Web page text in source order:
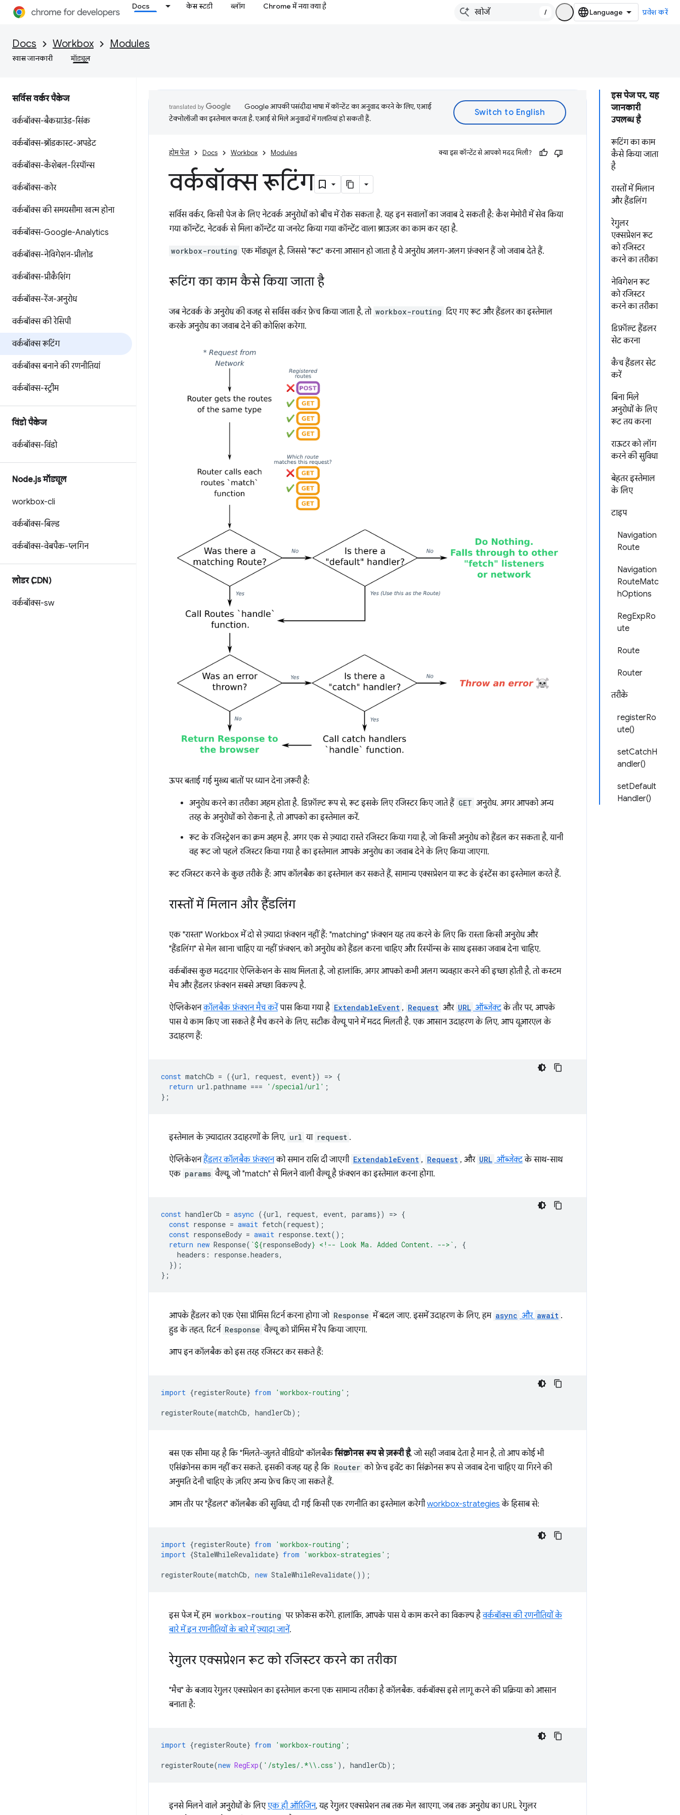
Docs केस स्टडी ब्लॉग Chrome में नया क्या है
/ प्रवेश करें
Docs Workbox Modules
खास जानकारी मॉड्यूल
सर्विस वर्कर पैकेज
वर्कबॉक्स-बैकग्राउंड-सिंक
वर्कबॉक्स-ब्रॉडकास्ट-अपडेट
वर्कबॉक्स-कैशेबल-रिस्पॉन्स
वर्कबॉक्स-कोर
वर्कबॉक्स की समयसीमा खत्म होना
वर्कबॉक्स-Google-Analytics
वर्कबॉक्स-नेविगेशन-प्रीलोड
वर्कबॉक्स-प्रीकैशिंग
वर्कबॉक्स-रेंज-अनुरोध
वर्कबॉक्स की रेसिपी
वर्कबॉक्स रूटिंग
वर्कबॉक्स बनाने की रणनीतियां
वर्कबॉक्स-स्ट्रीम
विंडो पैकेज
वर्कबॉक्स-विंडो
Node.js मॉड्यूल
workbox-cli
वर्कबॉक्स-बिल्ड
वर्कबॉक्स-वेबपैक-प्लगिन
लोडर (CDN)
वर्कबॉक्स-sw
इस पेज पर, यह
जानकारी
उपलब्ध है
रूटिंग का काम
कैसे किया जाता
है
रास्तों में मिलान
और हैंडलिंग
रेगुलर
एक्सप्रेशन रूट
को रजिस्टर
करने का तरीका
नेविगेशन रूट
को रजिस्टर
करने का तरीका
डिफ़ॉल्ट हैंडलर
सेट करना
कैच हैंडलर सेट
करें
बिना मिले
अनुरोधों के लिए
रूट तय करना
राऊटर को लॉग
करने की सुविधा
बेहतर इस्तेमाल
के लिए
टाइप
Navigation
Route
Navigation
RouteMatc
hOptions
RegExpRo
ute
Route
Router
तरीके
registerRo
ute()
setCatchH
andler()
setDefault
Handler()
Google आपकी पसंदीदा भाषा में कॉन्टेंट का अनुवाद करने के लिए, एआई
टेक्नोलॉजी का इस्तेमाल करता है. एआई से मिले अनुवादों में गलतियां हो सकती हैं.
होम पेज Docs Workbox Modules क्या इस कॉन्टेंट से आपको मदद मिली?
वर्कबॉक्स रूटिंग
सर्विस वर्कर, किसी पेज के लिए नेटवर्क अनुरोधों को बीच में रोक सकता है. यह इन सवालों का जवाब दे सकती है: कैश मेमोरी में सेव किया
गया कॉन्टेंट, नेटवर्क से मिला कॉन्टेंट या जनरेट किया गया कॉन्टेंट वाला ब्राउज़र का काम कर रहा है.
workbox-routing एक मॉड्यूल है, जिससे "रूट" करना आसान हो जाता है ये अनुरोध अलग-अलग फ़ंक्शन हैं जो जवाब देते हैं.
रूटिंग का काम कैसे किया जाता है
जब नेटवर्क के अनुरोध की वजह से सर्विस वर्कर फ़ेच किया जाता है, तो workbox-routing दिए गए रूट और हैंडलर का इस्तेमाल
करके अनुरोध का जवाब देने की कोशिश करेगा.
ऊपर बताई गई मुख्य बातों पर ध्यान देना ज़रूरी है:
अनुरोध करने का तरीका अहम होता है. डिफ़ॉल्ट रूप से, रूट इसके लिए रजिस्टर किए जाते हैं GET अनुरोध. अगर आपको अन्य
तरह के अनुरोधों को रोकना है, तो आपको का इस्तेमाल करें.
रूट के रजिस्ट्रेशन का क्रम अहम है. अगर एक से ज़्यादा रास्ते रजिस्टर किया गया है, जो किसी अनुरोध को हैंडल कर सकता है, यानी
वह रूट जो पहले रजिस्टर किया गया है का इस्तेमाल आपके अनुरोध का जवाब देने के लिए किया जाएगा.
रूट रजिस्टर करने के कुछ तरीके हैं: आप कॉलबैक का इस्तेमाल कर सकते हैं, सामान्य एक्सप्रेशन या रूट के इंस्टेंस का इस्तेमाल करते हैं.
रास्तों में मिलान और हैंडलिंग
एक "रास्ता" Workbox में दो से ज़्यादा फ़ंक्शन नहीं हैं: "matching" फ़ंक्शन यह तय करने के लिए कि रास्ता किसी अनुरोध और
"हैंडलिंग" से मेल खाना चाहिए या नहीं फ़ंक्शन, को अनुरोध को हैंडल करना चाहिए और रिस्पॉन्स के साथ इसका जवाब देना चाहिए.
वर्कबॉक्स कुछ मददगार ऐप्लिकेशन के साथ मिलता है, जो हालांकि, अगर आपको कभी अलग व्यवहार करने की इच्छा होती है, तो कस्टम
मैच और हैंडलर फ़ंक्शन सबसे अच्छा विकल्प है.
ऐप्लिकेशनकॉलबैक फ़ंक्शन मैच करेंपास किया गया है ExtendableEvent , Request और URL ऑब्जेक्टके तौर पर, आपके
पास ये काम किए जा सकते हैं मैच करने के लिए, सटीक वैल्यू पाने में मदद मिलती है. एक आसान उदाहरण के लिए, आप यूआरएल के
उदाहरण हैं:
const matchCb = ({url, request, event}) => {
return url .pathname === '/special/url' ;
};
इस्तेमाल के ज़्यादातर उदाहरणों के लिए, url या request .
ऐप्लिकेशनहैंडलर कॉलबैक फ़ंक्शनको समान राशि दी जाएगी ExtendableEvent , Request , और URL ऑब्जेक्टके साथ-साथ
एक params वैल्यू, जो "match" से मिलने वाली वैल्यू है फ़ंक्शन का इस्तेमाल करना होगा.
const handlerCb = async ({url, request, event, params}) => {
const response = await fetch(request);
const responseBody = await response. text();
return new Response( `${responseBody} <!-- Look Ma. Added Content. -->` ,
{
headers : response.headers,
});
};
आपके हैंडलर को एक ऐसा प्रॉमिस रिटर्न करना होगा जो Response में बदल जाए. इसमें उदाहरण के लिए, हम async और await .
हुड के तहत, रिटर्न Response वैल्यू को प्रॉमिस में रैप किया जाएगा.
आप इन कॉलबैक को इस तरह रजिस्टर कर सकते हैं:
import {registerRoute} from 'workbox-routing' ;
registerRoute(matchCb, handlerCb);
बस एक सीमा यह है कि "मिलते-जुलते वीडियो" कॉलबैकसिंक्रोनस रूप से ज़रूरी है, जो सही जवाब देता है मान है, तो आप कोई भी
एसिंक्रोनस काम नहीं कर सकते. इसकी वजह यह है कि Router को फ़ेच इवेंट का सिंक्रोनस रूप से जवाब देना चाहिए या गिरने की
अनुमति देनी चाहिए के ज़रिए अन्य फ़ेच किए जा सकते हैं.
आम तौर पर "हैंडलर" कॉलबैक की सुविधा, दी गई किसी एक रणनीति का इस्तेमाल करेगीworkbox-strategies के हिसाब से:
import {registerRoute} from 'workbox-routing' ;
import {StaleWhileRevalidate} from 'workbox-strategies' ;
registerRoute(matchCb, new StaleWhileRevalidate());
इस पेज में, हम workbox-routing पर फ़ोकस करेंगे. हालांकि, आपके पास ये काम करने का विकल्प हैवर्कबॉक्स की रणनीतियों के
बारे में इन रणनीतियों के बारे में ज़्यादा जानें.
रेगुलर एक्सप्रेशन रूट को रजिस्टर करने का तरीका
"मैच" के बजाय रेगुलर एक्सप्रेशन का इस्तेमाल करना एक सामान्य तरीका है कॉलबैक. वर्कबॉक्स इसे लागू करने की प्रक्रिया को आसान
बनाता है:
import {registerRoute} from 'workbox-routing' ;
registerRoute(new RegExp( '/styles/.*\\.css' ), handlerCb);
इनसे मिलने वाले अनुरोधों के लिएएक ही ऑरिजिन, यह रेगुलर एक्सप्रेशन तब तक मेल खाएगा, जब तक अनुरोध का URL रेगुलर